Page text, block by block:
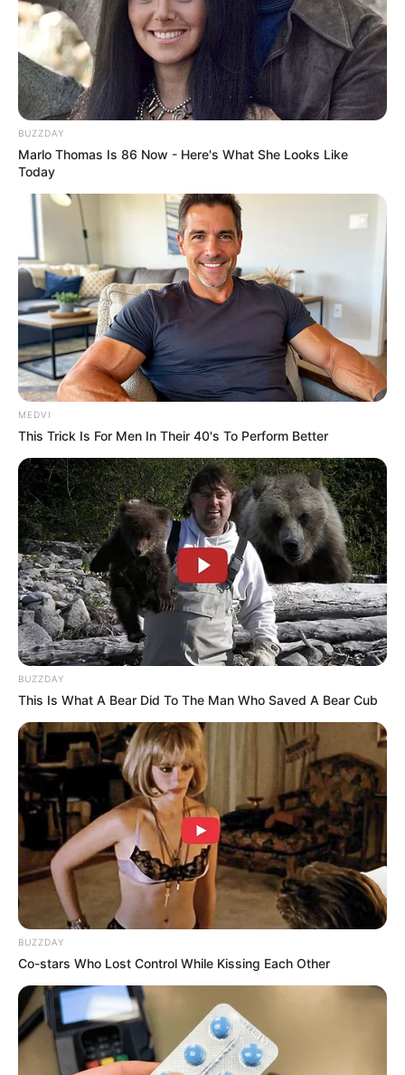
พชร ทูตเทวะ ได้ให้ข้อมูลไว้ดังนี้ค่ะ
เคล็ดลับเสริมดวงตามวันเกิด
คนเกิดวันจันทร์
การเสริมดวงในวันนี้ให้เน้นทำบุญเกี่ยวกับอุปกรณ์ให้
แสงสว่าง เช่น เทียน หลอดไฟ ไฟฉาย เป็นต้น อาจ
ถวายเป็นสังฆทาน หรือบริจาคช่วยเหลือสาธารณะ
ประโยชน์ก็ได้ อานิสงส์จะช่วยทำให้ท่านผ่านพ้น
ปัญหาต่างๆในวันนี้ไปได้
คนเกิดวันอังคาร
ควรหาโอกาสทำบุญบริจาคกับมูลนิธิช่วยเหลือสัตว์
จรจัด หรือให้อาหารกับสุนัขหรือแมวจรจัด อานิสงส์
จะช่วยให้ชีวิตไม่ติดขัด
คนเกิดวันพุธ
การเสริมดวงในวันนี้ให้ทำบุญร่วมปล่อยสัตว์ กับทาง
วัด กับกลุ่มหรือองค์กรใดก็ได้ อานิสงส์จะกลับมาช่วย
ให้พ้นจากความทุกข์ใจ
คนเกิดวันพฤหัสบดี
เพื่อให้ชีวิตในวันนี้ดำเนินไปด้วยความราบรื่น แนะนำ
ทำบุญบริจาคข้าวสารให้แก่คนยากไร้ หรือทำบุญ
บริจาคที่ดินแก่วัด ด้วยจำนวนเงินลงท้ายด้วย 6 บาท
BUZZDAY
Marlo Thomas Is 86 Now - Here's What She Looks Like
Today
MEDVI
This Trick Is For Men In Their 40's To Perform Better
BUZZDAY
This Is What A Bear Did To The Man Who Saved A Bear Cub
BUZZDAY
Co-stars Who Lost Control While Kissing Each Other